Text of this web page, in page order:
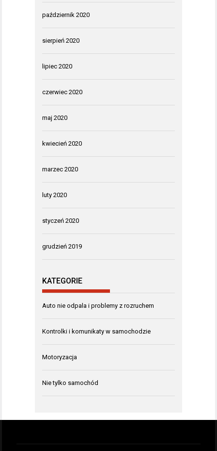
październik 2020
sierpień 2020
lipiec 2020
czerwiec 2020
maj 2020
kwiecień 2020
marzec 2020
luty 2020
styczeń 2020
grudzień 2019
KATEGORIE
Auto nie odpala i problemy z rozruchem
Kontrolki i komunikaty w samochodzie
Motoryzacja
Nie tylko samochód